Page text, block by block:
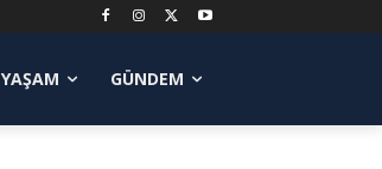
YAŞAM GÜNDEM